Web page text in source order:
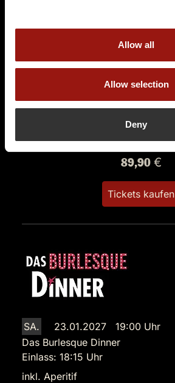
Allow all
Allow selection
Deny
Krimi
inkl. Aperitif
Gutsschänke Hühnerhof
Hühnerhof 3
89,90 €
Tickets kaufen
SA.
23.01.2027 19:00 Uhr
Das Burlesque Dinner
Einlass: 18:15 Uhr
inkl. Aperitif